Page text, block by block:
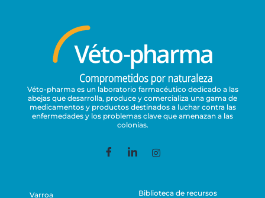
Véto-pharma es un laboratorio farmacéutico dedicado a las
abejas que desarrolla, produce y comercializa una gama de
medicamentos y productos destinados a luchar contra las
enfermedades y los problemas clave que amenazan a las
colonias.
Varroa Biblioteca de recursos